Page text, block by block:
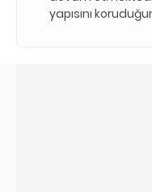
yapısını